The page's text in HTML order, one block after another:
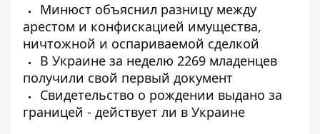
Минюст объяснил разницу между
арестом и конфискацией имущества,
ничтожной и оспариваемой сделкой
В Украине за неделю 2269 младенцев
получили свой первый документ
Свидетельство о рождении выдано за
границей - действует ли в Украине